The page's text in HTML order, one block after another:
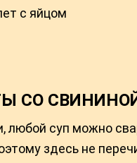
с яйцом
СО
любой суп можно
здесь не